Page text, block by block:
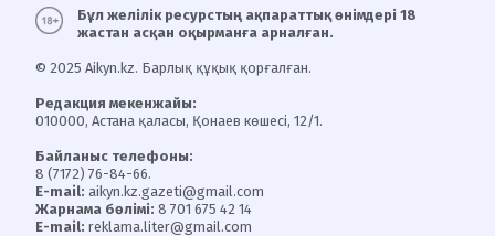
Бұл желілік ресурстың ақпараттық өнімдері 18
жастан асқан оқырманға арналған.
© 2025 Aikyn.kz. Барлық құқық қорғалған.
Редакция мекенжайы:
010000, Астана қаласы, Қонаев көшесі, 12/1.
Байланыс телефоны:
8 (7172) 76-84-66.
E-mail: aikyn.kz.gazeti@gmail.com
Жарнама бөлімі: 8 701 675 42 14
E-mail: reklama.liter@gmail.com